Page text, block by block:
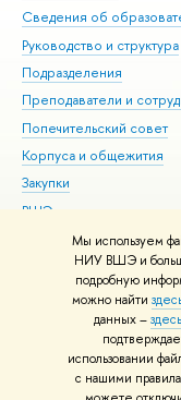
Мы используем
НИУ ВШЭ и
подробную
можно найти
данных –здесь
использовании
с нашими
Сведения об
Руководство и структура
Подразделения
Преподаватели и
Попечительский совет
Корпуса и общежития
Закупки
ВШЭ для студентов с
здоровья и
Версия для
Единая платежная
© НИУ ВШЭ 1993–2026
материалов Политика